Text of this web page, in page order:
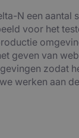
N een aantal
voor het
geven van
zodat
werken aan